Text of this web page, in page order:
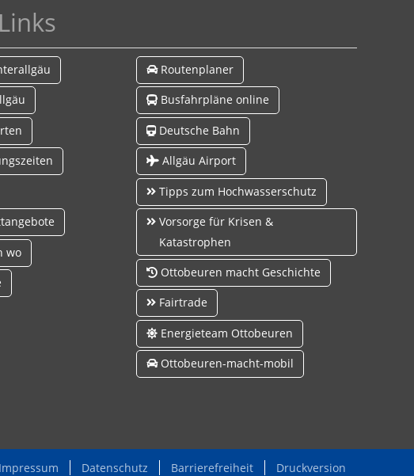
wo
Routenplaner
Busfahrpläne online
Deutsche Bahn
Allgäu Airport
Tipps zum Hochwasserschutz
Vorsorge für Krisen &
Katastrophen
Ottobeuren macht Geschichte
Fairtrade
Energieteam Ottobeuren
Ottobeuren-macht-mobil
Impressum Datenschutz Barrierefreiheit Druckversion